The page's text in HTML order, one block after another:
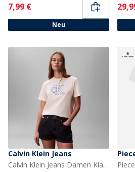
Current
7,99 €
Neu
Calvin Klein Jeans
Calvin Klein Jeans Damen Klassisches T Shirt Calico